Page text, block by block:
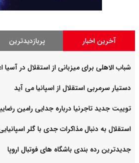
آخرین اخبار پربازدیدترین
شباب الاهلی برای میزبانی از استقلال در آسیا
دستیار سرمربی استقلال از اسپانیا می آید
توییت جدید تاجرنیا درباره جدایی رامین
استقلال به دنبال مذاکرات جدی با گلر
جدیدترین رده بندی باشگاه های فوتبال اروپا